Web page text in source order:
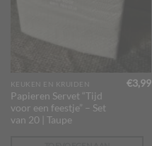
KEUKEN EN KRUIDEN
Papieren Servet “Tijd
voor een feestje” – Set
van 20 | Taupe
€3,99